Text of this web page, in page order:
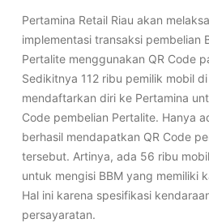
Pertamina Retail Riau akan
implementasi transaksi pembelian
Pertalite menggunakan QR Code
Sedikitnya 112 ribu pemilik mobil
mendaftarkan diri ke Pertamina
Code pembelian Pertalite. Hanya
berhasil mendapatkan QR Code
tersebut. Artinya, ada 56 ribu
untuk mengisi BBM yang memiliki
Hal ini karena spesifikasi
persayaratan.